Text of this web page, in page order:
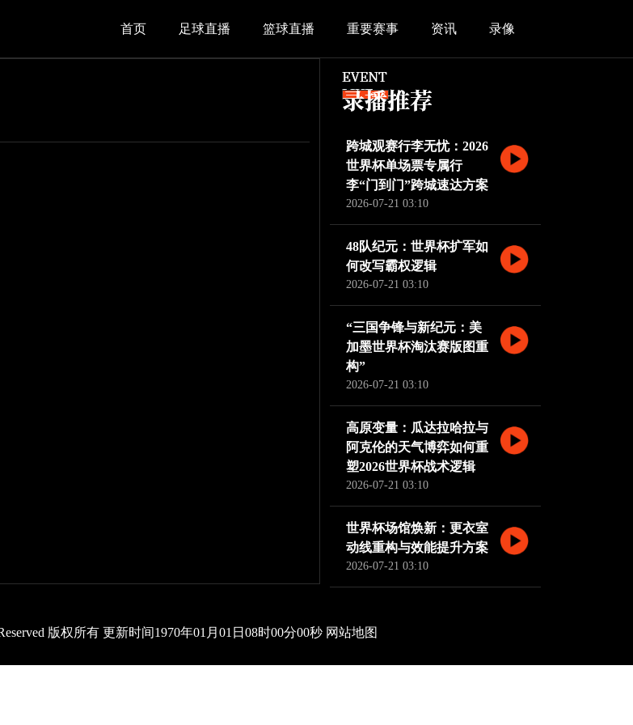
首页 足球直播 篮球直播 重要赛事 资讯 录像
跨城观赛行李无忧：2026
世界杯单场票专属行
李“门到门”跨城速达方案
2026-07-21 03:10
48队纪元：世界杯扩军如
何改写霸权逻辑
2026-07-21 03:10
“三国争锋与新纪元：美
加墨世界杯淘汰赛版图重
构”
2026-07-21 03:10
高原变量：瓜达拉哈拉与
阿克伦的天气博弈如何重
塑2026世界杯战术逻辑
2026-07-21 03:10
世界杯场馆焕新：更衣室
动线重构与效能提升方案
2026-07-21 03:10
版权所有 更新时间1970年01月01日08时00分00秒 网站地图